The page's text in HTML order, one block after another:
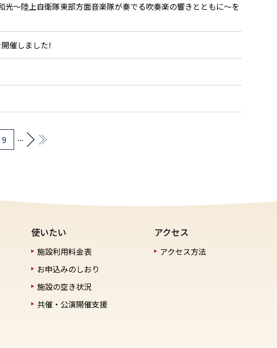
～陸上自衛隊東部方面音楽隊が奏でる吹奏楽の響きとともに～を
催しました!
9 ...
使いたい
施設利用料金表
お申込みのしおり
施設の空き状況
共催・公演開催支援
アクセス
アクセス方法